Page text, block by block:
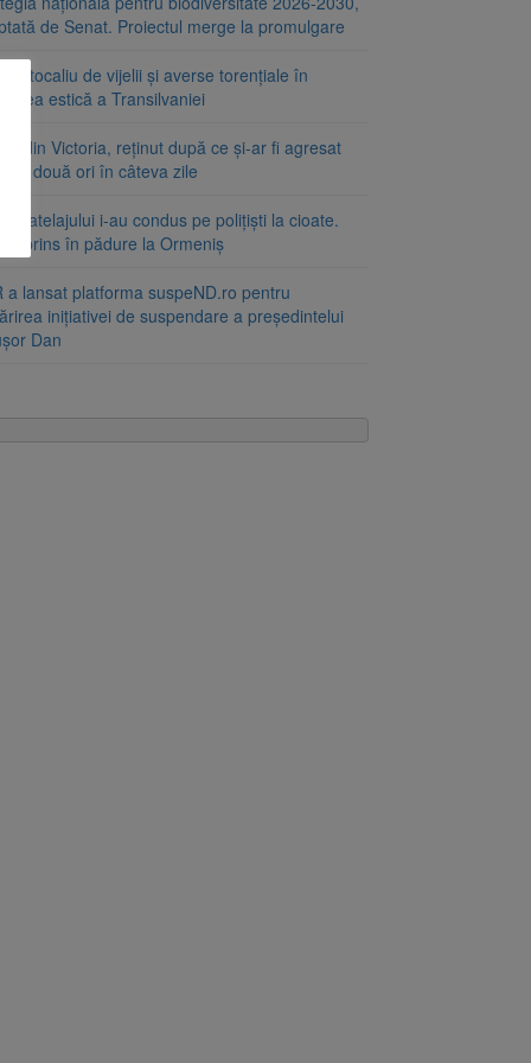
de Senat. Proiectul merge la promulgare
portocaliu de vijelii și averse torențiale în
estică a Transilvaniei
din Victoria, reținut după ce și-ar fi agresat
de două ori în câteva zile
atelajului i-au condus pe polițiști la cioate.
prins în pădure la Ormeniș
a lansat platforma suspeND.ro pentru
inițiativei de suspendare a președintelui
Dan